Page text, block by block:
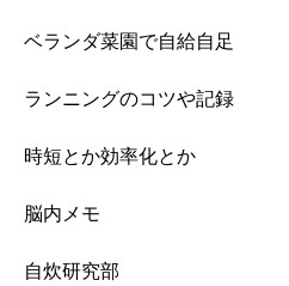
ベランダ菜園で自給自足
ランニングのコツや記録
時短とか効率化とか
脳内メモ
自炊研究部